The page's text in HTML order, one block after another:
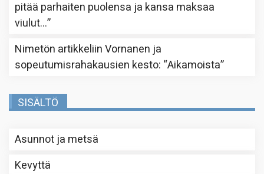
pitää parhaiten puolensa ja kansa maksaa
viulut…”
Nimetön artikkeliinVornanen ja
sopeutumisrahakausien kesto: “Aikamoista”
SISÄLTÖ
Asunnot ja metsä
Kevyttä